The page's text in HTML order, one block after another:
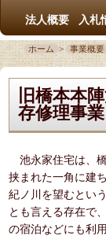
法人概要 入札
ホーム > 事業概要
旧橋本本
存修理事業
池永家住宅は、
挟まれた一角に建
紀ノ川を望むとい
とも言える存在で
の宿泊などにも利